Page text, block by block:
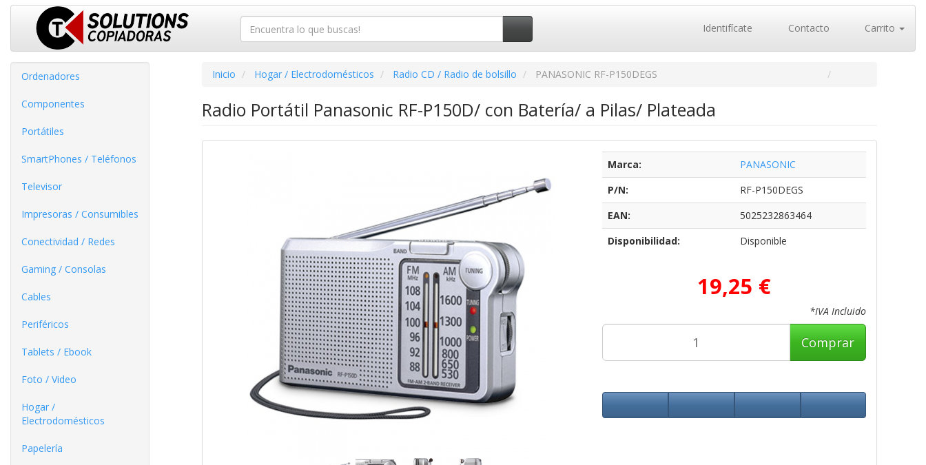
Identifícate Contacto Carrito
Ordenadores
Componentes
Portátiles
SmartPhones / Teléfonos
Televisor
Impresoras / Consumibles
Conectividad / Redes
Gaming / Consolas
Cables
Periféricos
Tablets / Ebook
Foto / Video
Hogar /
Electrodomésticos
Papelería
Inicio Hogar / Electrodomésticos Radio CD / Radio de bolsillo PANASONIC RF-P150DEGS
Radio Portátil Panasonic RF-P150D/ con Batería/ a Pilas/ Plateada
Marca:
PANASONIC
P/N:
RF-P150DEGS
EAN:
5025232863464
Disponibilidad:
Disponible
19,25 €
*IVA Incluido
Comprar